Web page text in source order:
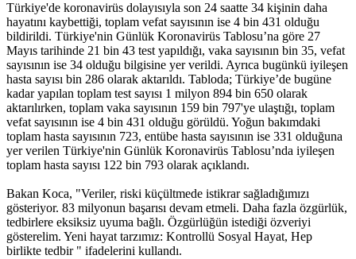
Türkiye'de koronavirüs dolayısıyla son 24 saatte 34 kişinin daha
hayatını kaybettiği, toplam vefat sayısının ise 4 bin 431 olduğu
bildirildi. Türkiye'nin Günlük Koronavirüs Tablosu’na göre 27
Mayıs tarihinde 21 bin 43 test yapıldığı, vaka sayısının bin 35, vefat
sayısının ise 34 olduğu bilgisine yer verildi. Ayrıca bugünkü iyileşen
hasta sayısı bin 286 olarak aktarıldı. Tabloda; Türkiye’de bugüne
kadar yapılan toplam test sayısı 1 milyon 894 bin 650 olarak
aktarılırken, toplam vaka sayısının 159 bin 797'ye ulaştığı, toplam
vefat sayısının ise 4 bin 431 olduğu görüldü. Yoğun bakımdaki
toplam hasta sayısının 723, entübe hasta sayısının ise 331 olduğuna
yer verilen Türkiye'nin Günlük Koronavirüs Tablosu’nda iyileşen
toplam hasta sayısı 122 bin 793 olarak açıklandı.
Bakan Koca, "Veriler, riski küçültmede istikrar sağladığımızı
gösteriyor. 83 milyonun başarısı devam etmeli. Daha fazla özgürlük,
tedbirlere eksiksiz uyuma bağlı. Özgürlüğün istediği özveriyi
gösterelim. Yeni hayat tarzımız: Kontrollü Sosyal Hayat, Hep
birlikte tedbir " ifadelerini kullandı.